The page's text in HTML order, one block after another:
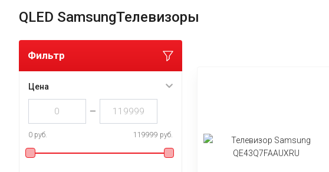
QLED SamsungТелевизоры
Фильтр
Цена
—
0 руб. 119999 руб.